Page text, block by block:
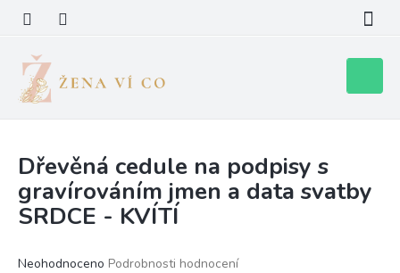
obsah
košík
Dřevěná cedule na podpisy s
gravírováním jmen a data svatby
SRDCE - KVÍTÍ
Průměrné
Neohodnoceno Podrobnosti hodnocení